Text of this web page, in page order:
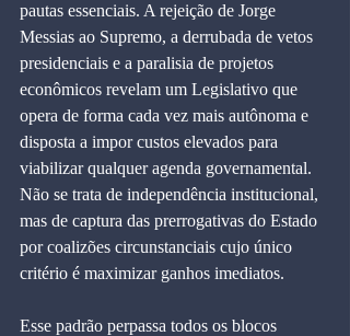
pautas essenciais. A rejeição de Jorge
Messias ao Supremo, a derrubada de vetos
presidenciais e a paralisia de projetos
econômicos revelam um Legislativo que
opera de forma cada vez mais autônoma e
disposta a impor custos elevados para
viabilizar qualquer agenda governamental.
Não se trata de independência institucional,
mas de captura das prerrogativas do Estado
por coalizões circunstanciais cujo único
critério é maximizar ganhos imediatos.
Esse padrão perpassa todos os blocos